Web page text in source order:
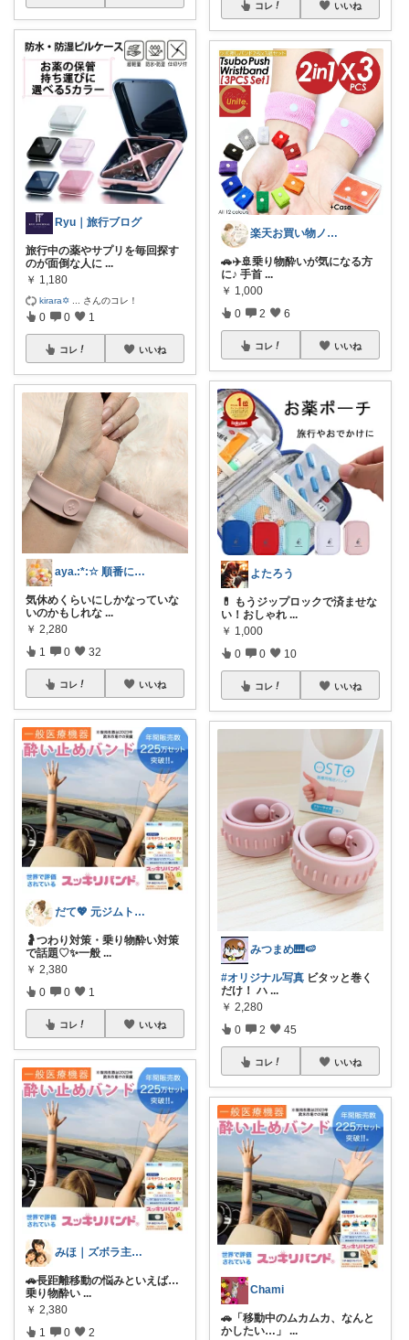
Ryu｜旅行ブログ
旅行中の薬やサプリを毎回探す
のが面倒な人に ...
￥ 1,180
kirara✡ さんのコレ！
0 0 1
コレ いいね
aya.:*:☆ 順番にお伺いします
気休めくらいにしかなっていな
いのかもしれな ...
￥ 2,280
1 0 32
コレ いいね
だて💖 元ジムトレーナーママ子育て美容
🤰つわり対策・乗り物酔い対策
で話題♡✨一般 ...
￥ 2,380
0 0 1
コレ いいね
みほ｜ズボラ主婦の暮らしROOM
🚗長距離移動の悩みといえば…
乗り物酔い ...
￥ 2,380
1 0 2
コレ いいね
楽天お買い物ノート
🚗✈️🚢乗り物酔いが気になる方
に♪ 手首 ...
￥ 1,000
0 2 6
コレ いいね
よたろう
💊 もうジップロックで済ませな
い！おしゃれ ...
￥ 1,000
0 0 10
コレ いいね
みつまめ🎹🍉
#オリジナル写真 ビタッと巻く
だけ！ ハ ...
￥ 2,280
0 2 45
コレ いいね
Chami
🚗「移動中のムカムカ、なんと
かしたい…」 ...